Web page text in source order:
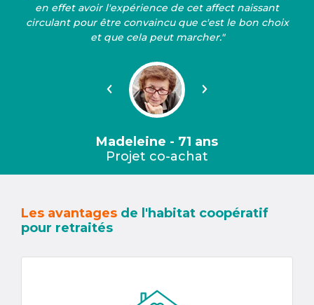
en effet avoir l'expérience de cet affect naissant
circulant pour être convaincu que c'est le bon choix
et que cela peut marcher."
Précédent Suivant
Madeleine - 71 ans
Projet co-achat
Les avantages de l'habitat coopératif
pour retraités